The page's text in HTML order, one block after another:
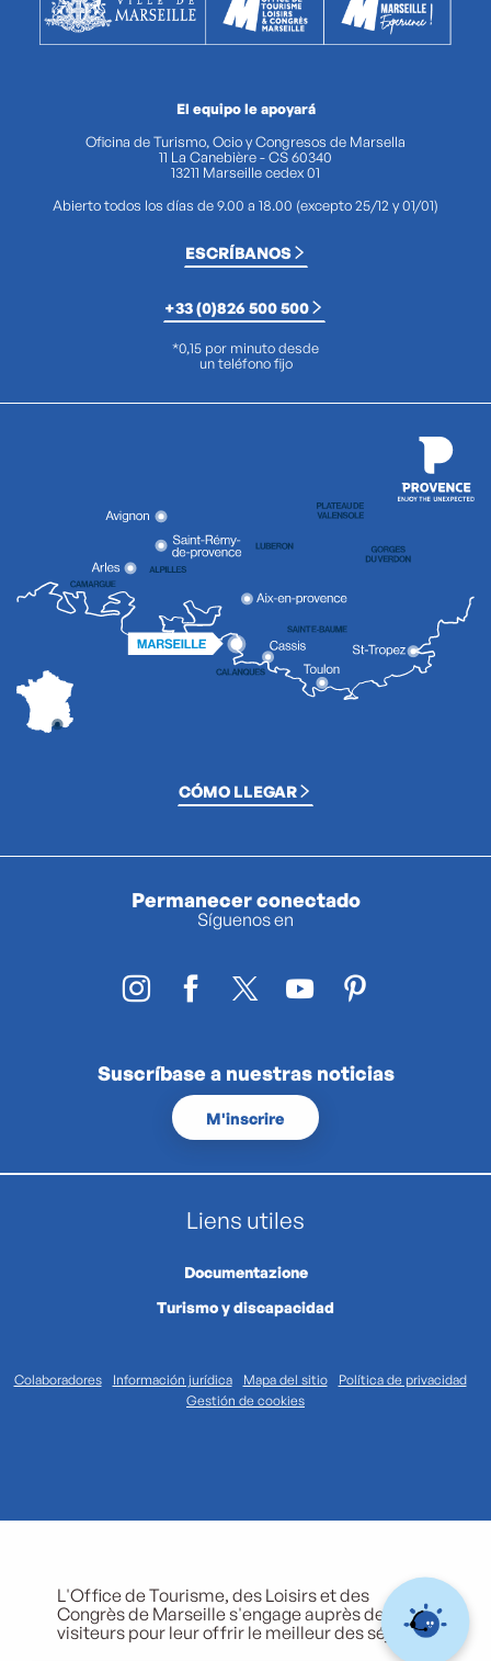
El equipo le apoyará
Oficina de Turismo, Ocio y Congresos de Marsella
11 La Canebière - CS 60340
13211 Marseille cedex 01
Abierto todos los días de 9.00 a 18.00 (excepto 25/12 y 01/01)
ESCRÍBANOS
+33 (0)826 500 500
*0,15 por minuto desde
un teléfono fijo
CÓMO LLEGAR
Permanecer conectado
Síguenos en
Suscríbase a nuestras noticias
M'inscrire
Liens utiles
Documentazione
Turismo y discapacidad
Colaboradores Información jurídica Mapa del sitio
Política de privacidad
Gestión de cookies
L'Office de Tourisme, des Loisirs et des
Congrès de Marseille s'engage auprès de ses
visiteurs pour leur offrir le meilleur des séjours.